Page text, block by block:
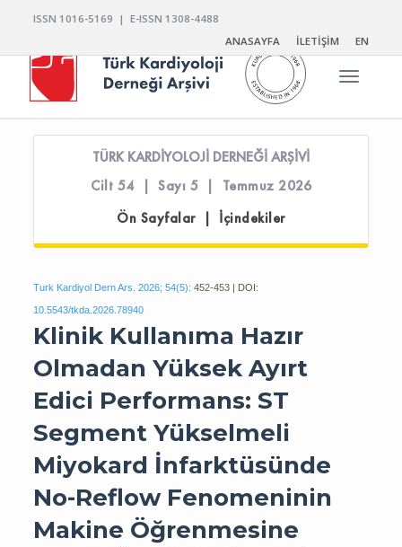
ISSN 1016-5169 | E-ISSN 1308-4488
ANASAYFA
İLETİŞİM EN
Toggle
TÜRK KARDİYOLOJİ DERNEĞİ ARŞİVİ
Cilt 54 | Sayı 5 | Temmuz 2026
Ön Sayfalar | İçindekiler
Turk Kardiyol Dern Ars. 2026; 54(5): 452-453 | DOI:
10.5543/tkda.2026.78940
Klinik Kullanıma Hazır
Olmadan Yüksek Ayırt
Edici Performans: ST
Segment Yükselmeli
Miyokard İnfarktüsünde
No-Reflow Fenomeninin
Makine Öğrenmesine